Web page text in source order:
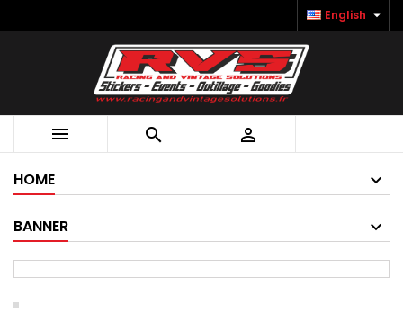
English 
  
HOME
BANNER